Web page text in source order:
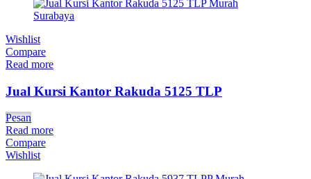
Wishlist
Compare
Read more
Jual Kursi Kantor Rakuda 5125 TLP
Pesan
Read more
Compare
Wishlist